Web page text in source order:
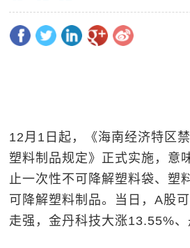
12月1日起，《海南经济特区
塑料制品规定》正式实施，意
止一次性不可降解塑料袋、塑
可降解塑料制品。当日，A股
走强，金丹科技大涨13.55%、